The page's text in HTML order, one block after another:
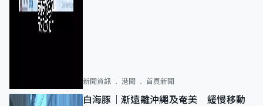
新聞資訊 港聞 首頁新聞
白海豚｜漸遠離沖繩及奄美 緩慢移動